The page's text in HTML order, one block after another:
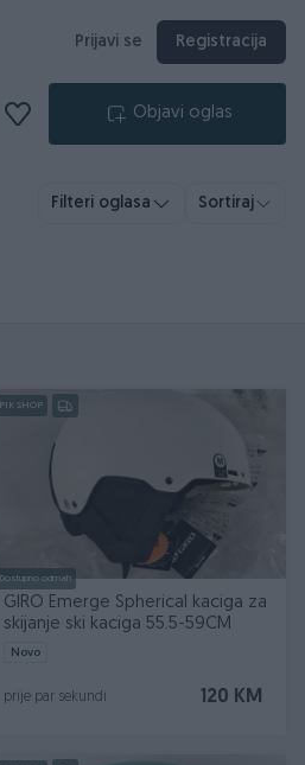
Prijavi se Registracija
Objavi oglas
Filteri oglasa Sortiraj
PIK SHOP
Dostupno odmah
GIRO Emerge Spherical kaciga za
skijanje ski kaciga 55.5-59CM
Novo
120 KM
prije par sekundi